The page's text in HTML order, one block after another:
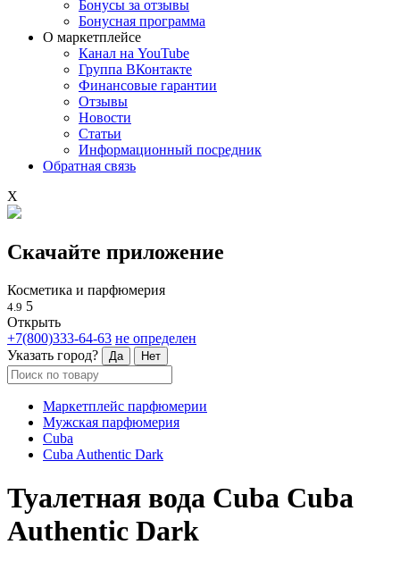
Бонусы за отзывы
Бонусная программа
О маркетплейсе
Канал на YouTube
Группа ВКонтакте
Финансовые гарантии
Отзывы
Новости
Статьи
Информационный посредник
Обратная связь
X
Скачайте приложение
Косметика и парфюмерия
4.9 5
Открыть
+7(800)333-64-63 не определен
Указать город?
Да Нет
Маркетплейс парфюмерии
Мужская парфюмерия
Cuba
Cuba Authentic Dark
Туалетная вода Cuba Cuba
Authentic Dark